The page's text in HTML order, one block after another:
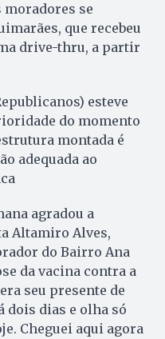
moradores se
que recebeu
drive-thru, a partir
esteve
do momento
montada é
adequada ao
agradou a
Altamiro Alves,
do Bairro Ana
da vacina contra a
seu presente de
dois dias e olha só
Cheguei aqui agora